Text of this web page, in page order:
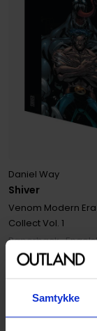
Samtykke
Shiver
Daniel Way
Venom Modern Era
CollectVol. 1
Paperback ·